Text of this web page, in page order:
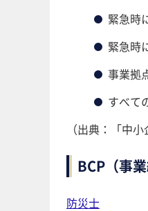
緊急時
緊急時
事業拠
すべて
（出典：「中
BCP（事
防災士